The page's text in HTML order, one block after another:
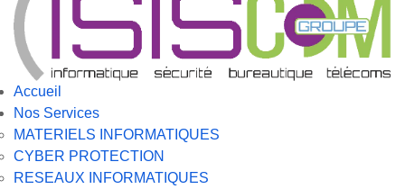
Accueil
Nos Services
MATERIELS INFORMATIQUES
CYBER PROTECTION
RESEAUX INFORMATIQUES